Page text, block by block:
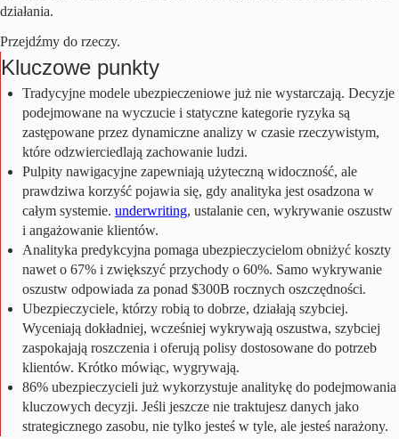
działania.
Przejdźmy do rzeczy.
Kluczowe punkty
Tradycyjne modele ubezpieczeniowe już nie wystarczają. Decyzje
podejmowane na wyczucie i statyczne kategorie ryzyka są
zastępowane przez dynamiczne analizy w czasie rzeczywistym,
które odzwierciedlają zachowanie ludzi.
Pulpity nawigacyjne zapewniają użyteczną widoczność, ale
prawdziwa korzyść pojawia się, gdy analityka jest osadzona w
całym systemie. underwriting, ustalanie cen, wykrywanie oszustw
i angażowanie klientów.
Analityka predykcyjna pomaga ubezpieczycielom obniżyć koszty
nawet o 67% i zwiększyć przychody o 60%. Samo wykrywanie
oszustw odpowiada za ponad $300B rocznych oszczędności.
Ubezpieczyciele, którzy robią to dobrze, działają szybciej.
Wyceniają dokładniej, wcześniej wykrywają oszustwa, szybciej
zaspokajają roszczenia i oferują polisy dostosowane do potrzeb
klientów. Krótko mówiąc, wygrywają.
86% ubezpieczycieli już wykorzystuje analitykę do podejmowania
kluczowych decyzji. Jeśli jeszcze nie traktujesz danych jako
strategicznego zasobu, nie tylko jesteś w tyle, ale jesteś narażony.